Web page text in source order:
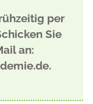
per
Sie
an: